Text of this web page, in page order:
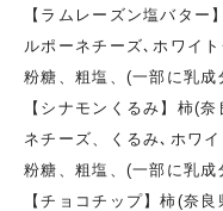
【ラムレーズン塩バター
ルポーネチーズ､ホワイ
粉糖、粗塩、(一部に乳成
【シナモンくるみ】柿(
ネチーズ、くるみ､ホワ
粉糖、粗塩、(一部に乳成
【チョコチップ】柿(奈